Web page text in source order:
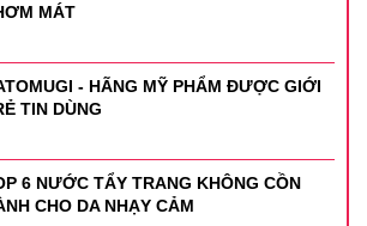
MÁT
- HÃNG MỸ PHẨM ĐƯỢC GIỚI
TIN DÙNG
6 NƯỚC TẨY TRANG KHÔNG CỒN
CHO DA NHẠY CẢM